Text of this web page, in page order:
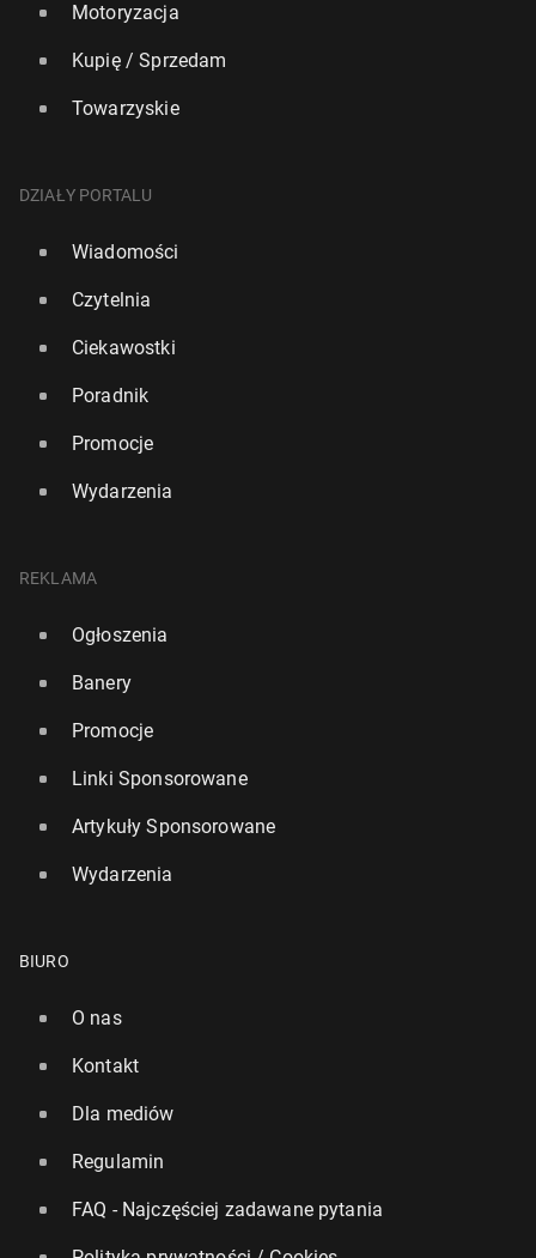
Motoryzacja
Kupię / Sprzedam
Towarzyskie
DZIAŁY PORTALU
Wiadomości
Czytelnia
Ciekawostki
Poradnik
Promocje
Wydarzenia
REKLAMA
Ogłoszenia
Banery
Promocje
Linki Sponsorowane
Artykuły Sponsorowane
Wydarzenia
BIURO
O nas
Kontakt
Dla mediów
Regulamin
FAQ - Najczęściej zadawane pytania